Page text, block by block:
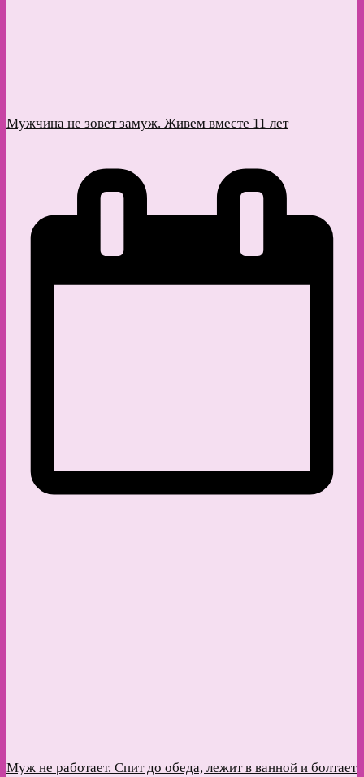
Мужчина не зовет замуж. Живем вместе 11 лет
Муж не работает. Спит до обеда, лежит в ванной и болтает